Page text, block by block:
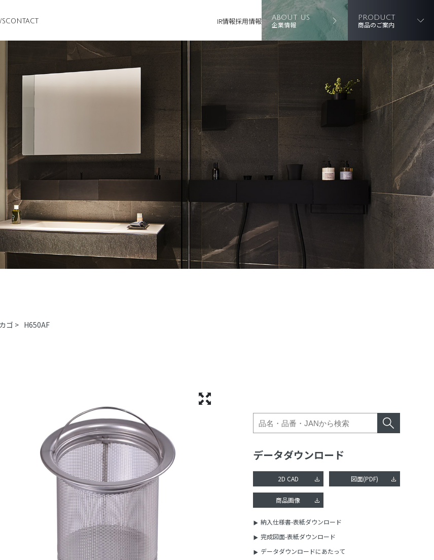
CONTACT IR情報採用情報 ABOUT US
企業情報
PRODUCT
商品のご案内
ゴ > H650AF
データダウンロード
2D CAD 図面(PDF)
商品画像
納入仕様書-表紙ダウンロード
完成図面-表紙ダウンロード
データダウンロードにあたって